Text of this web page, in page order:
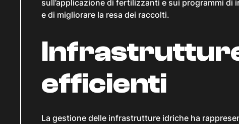
sull’applicazione di fertilizzanti e sui programmi
e di migliorare la resa dei raccolti.
efficienti
La gestione delle infrastrutture idriche ha